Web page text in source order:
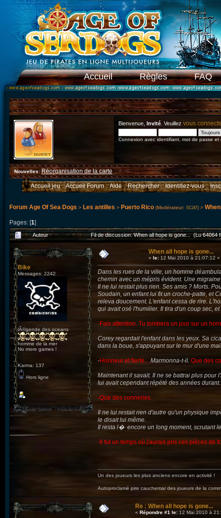
Accueil Règles FAQ
Bienvenue, Invité . Veuillez vous
Connexion avec identifiant, mot de passe et
Nouvelles: Réorganisation de la carte
Accueil jeu::Accueil Forum::Aide::Rechercher::Identifiez-vous::
Forum Age Of Sea Dogs > Les antilles > Puerto Rico (Modérateur: scar) >
Pages: [1]
Auteur Fil de discussion: When all hope is gone... (Lu 64064
Bike
Messages: 2242
lÃ©gende des oceans
homme de la mer
No more games !
Karma: 137
Hors ligne
When all hope is gone...
« le: 12 Mai 2010 à 21:07:12 »
Dans les rues de la ville, un homme
chemin avec un mépris évident. Une
Il ne lui restait plus rien. Ses amis ? Morts.
Soudain, un enfant lui fit un croche-patte, et
releva doucement. L'enfant cessa de rire.
qui avait osé l'humilier. Il tira d'un coup sec,
-Fais attention. Tu tombera un jour sur un
Corey regardait l'enfant dans les yeux. Sa
dans la boue, s'appuyant sur le mur d'une
-Honneur et fierté... Marmonna-t-il. Que des
Maintenant il savait. Il ne se battrai plus pour
lui avait cependant répété des années
-Que des conneries.
Il ne lui restait rien d'autre qu'un physique
le disait lui même.
Il resta l� encore un long moment, scrutant
-Il fut un temps où j'aurais pris ces pièces de
Un des joueurs les plus anciens encore en activité !
Autoproclamé pire cauchemar des joueurs de la
Re : When all hope is gone...
« Répondre #1 le: 12 Mai 2010 à